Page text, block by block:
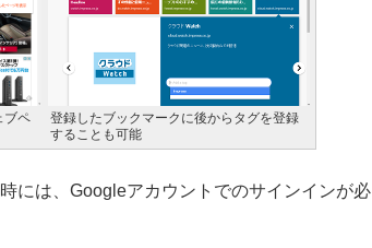
ブペ
登録したブックマークに後からタグを登録
することも可能
には、Googleアカウントでのサインインが必